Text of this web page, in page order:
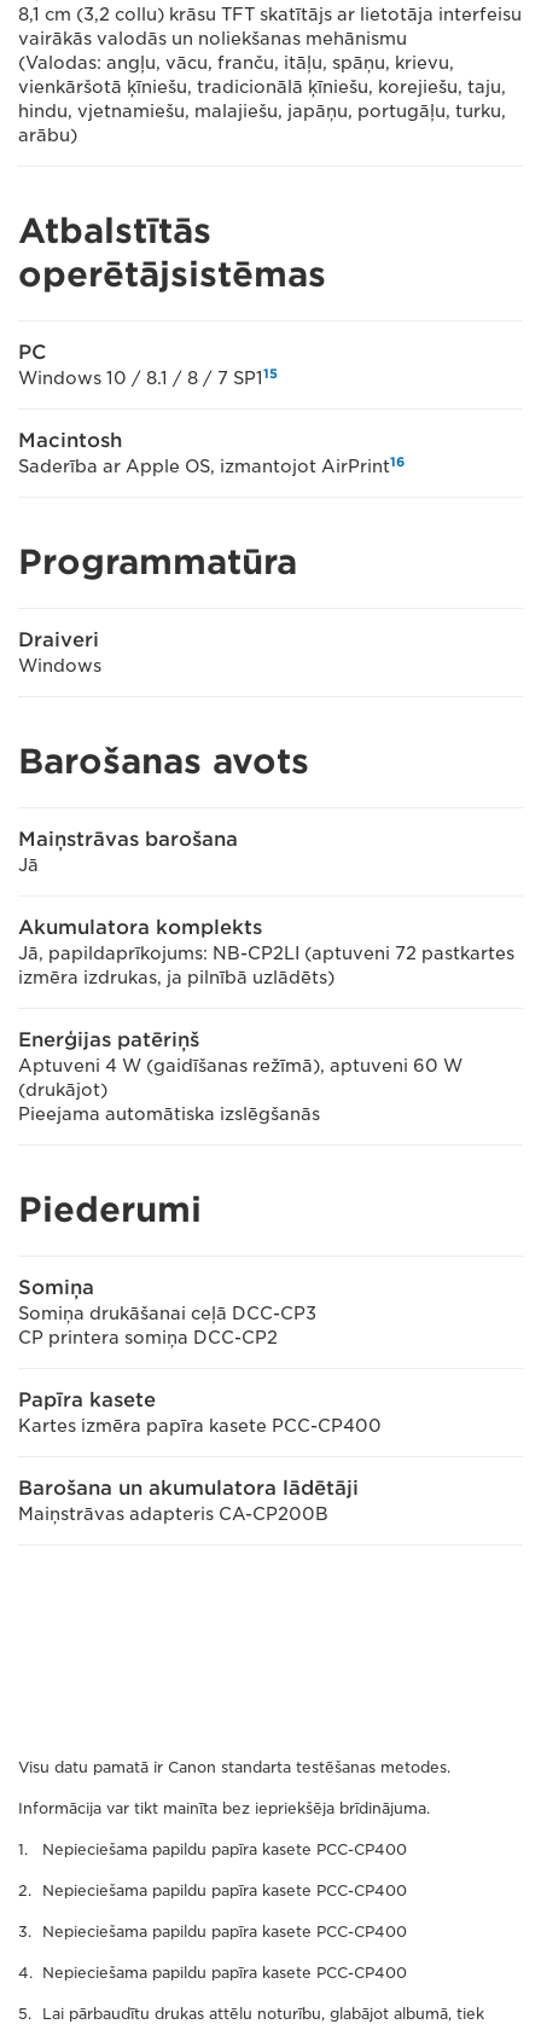
8,1 cm (3,2 collu) krāsu TFT skatītājs ar lietotāja interfeisu
vairākās valodās un noliekšanas mehānismu
(Valodas: angļu, vācu, franču, itāļu, spāņu, krievu,
vienkāršotā ķīniešu, tradicionālā ķīniešu, korejiešu, taju,
hindu, vjetnamiešu, malajiešu, japāņu, portugāļu, turku,
arābu)
Atbalstītās
operētājsistēmas
PC
Windows 10 / 8.1 / 8 / 7 SP1 15
Macintosh
Saderība ar Apple OS, izmantojot AirPrint16
Programmatūra
Draiveri
Windows
Barošanas avots
Maiņstrāvas barošana
Jā
Akumulatora komplekts
Jā, papildaprīkojums: NB-CP2LI (aptuveni 72 pastkartes
izmēra izdrukas, ja pilnībā uzlādēts)
Enerģijas patēriņš
Aptuveni 4 W (gaidīšanas režīmā), aptuveni 60 W
(drukājot)
Pieejama automātiska izslēgšanās
Piederumi
Somiņa
Somiņa drukāšanai ceļā DCC-CP3
CP printera somiņa DCC-CP2
Papīra kasete
Kartes izmēra papīra kasete PCC-CP400
Barošana un akumulatora lādētāji
Maiņstrāvas adapteris CA-CP200B
Visu datu pamatā ir Canon standarta testēšanas metodes.
Informācija var tikt mainīta bez iepriekšēja brīdinājuma.
Nepieciešama papildu papīra kasete PCC-CP400
Nepieciešama papildu papīra kasete PCC-CP400
Nepieciešama papildu papīra kasete PCC-CP400
Nepieciešama papildu papīra kasete PCC-CP400
Lai pārbaudītu drukas attēlu noturību, glabājot albumā, tiek